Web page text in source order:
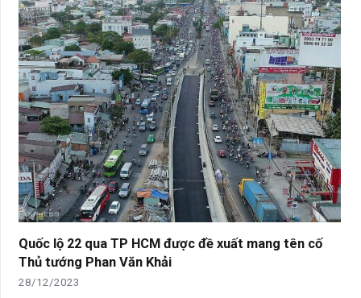
Quốc lộ 22 qua TP HCM được đề xuất mang tên cố
Thủ tướng Phan Văn Khải
28/12/2023